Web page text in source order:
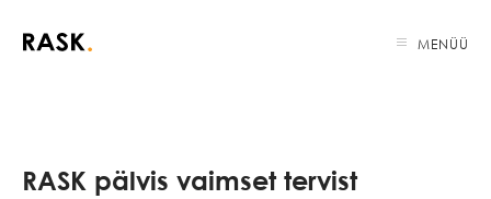
MENÜÜ
RASK pälvis vaimset tervist